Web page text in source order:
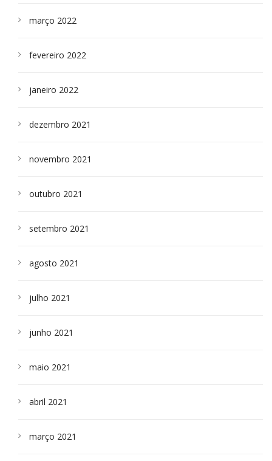
março 2022
fevereiro 2022
janeiro 2022
dezembro 2021
novembro 2021
outubro 2021
setembro 2021
agosto 2021
julho 2021
junho 2021
maio 2021
abril 2021
março 2021